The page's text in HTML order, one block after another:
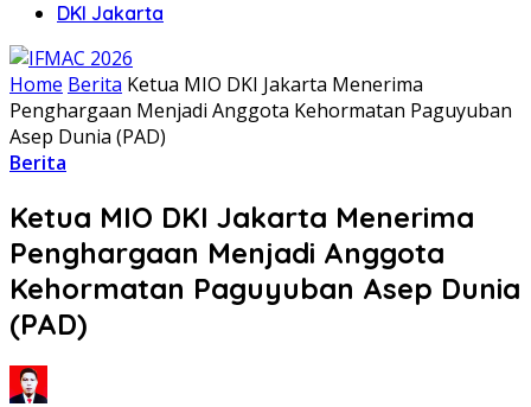
DKI Jakarta
Home Berita Ketua MIO DKI Jakarta Menerima
Penghargaan Menjadi Anggota Kehormatan Paguyuban
Asep Dunia (PAD)
Berita
Ketua MIO DKI Jakarta Menerima
Penghargaan Menjadi Anggota
Kehormatan Paguyuban Asep Dunia
(PAD)